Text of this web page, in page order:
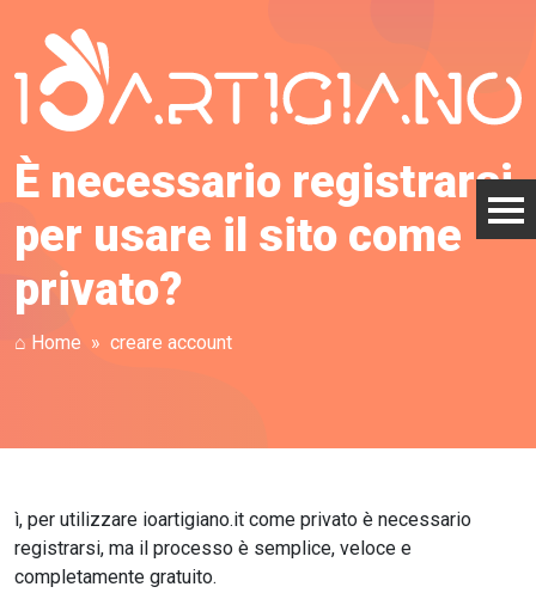
È necessario registrarsi
per usare il sito come
privato?
⌂ Home creare account
ì, per utilizzare ioartigiano.it come privato è necessario
registrarsi, ma il processo è semplice, veloce e
completamente gratuito.